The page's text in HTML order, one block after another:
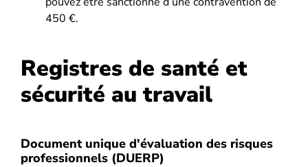
450 €.
Registres de santé et
sécurité au travail
Document unique d'évaluation des risques
professionnels (DUERP)